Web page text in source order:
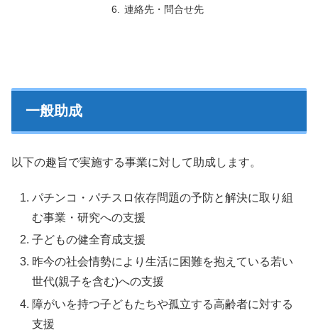
連絡先・問合せ先
一般助成
以下の趣旨で実施する事業に対して助成します。
パチンコ・パチスロ依存問題の予防と解決に取り組
む事業・研究への支援
子どもの健全育成支援
昨今の社会情勢により生活に困難を抱えている若い
世代(親子を含む)への支援
障がいを持つ子どもたちや孤立する高齢者に対する
支援